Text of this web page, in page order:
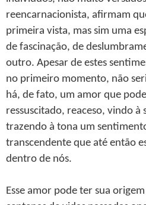
reencarnacionista, afirmam
primeira vista, mas sim uma
de fascinação, de
outro. Apesar de estes
no primeiro momento, não
há, de fato, um amor que
ressuscitado, reaceso, vindo
trazendo à tona um
transcendente que até então
dentro de nós.
Esse amor pode ter sua